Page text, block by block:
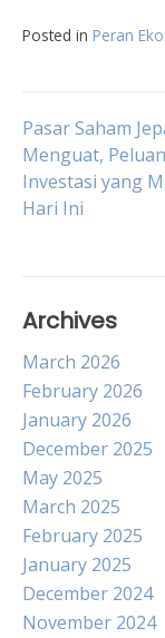
Posted in Peran
Post
Pasar Saham
Menguat,
Investasi yang
Hari Ini
Archives
March 2026
February 2026
January 2026
December 2025
May 2025
March 2025
February 2025
January 2025
December 2024
November 2024